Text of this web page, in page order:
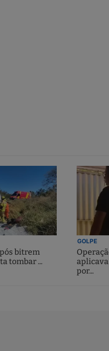
bitrem
tombar ...
GOLPE
por...